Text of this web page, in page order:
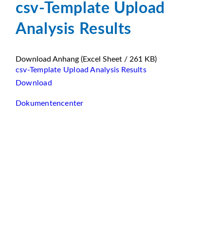
csv-Template Upload
Analysis Results
Download Anhang (Excel Sheet / 261 KB)
csv-Template Upload Analysis Results
Download
Dokumentencenter